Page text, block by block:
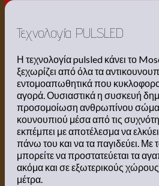
Τεχνολογία PULSLED
Η τεχνολογία pulsled κάνει το
ξεχωρίζει από όλα τα
εντομοαπωθητικά που
αγορά. Ουσιαστικά η συσκευή
προσομοίωση ανθρωπίνου
κουνουπιού μέσα από τις
εκπέμπει με αποτέλεσμα να
πάνω του και να τα παγιδεύει. Με
μπορείτε να προστατεύεται τα
ακόμα και σε εξωτερικούς χώρους
μέτρα.